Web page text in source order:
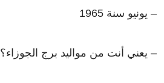
– يونيو سنة 1965
– يعني أنت من مواليد برج الجوزاء؟